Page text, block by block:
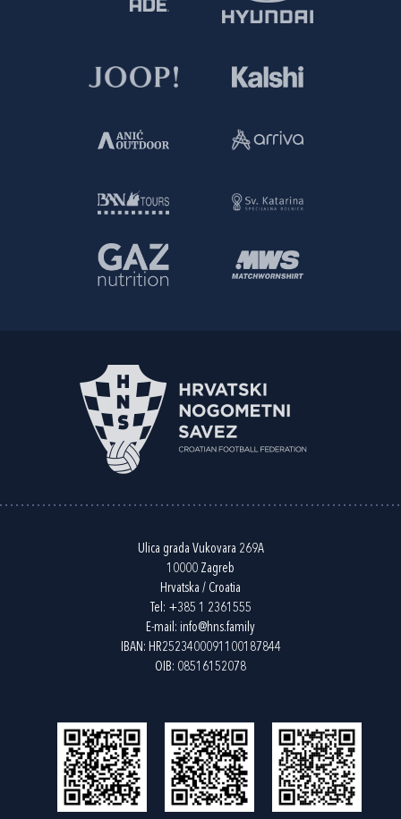
Ulica grada Vukovara 269A
10000 Zagreb
Hrvatska / Croatia
Tel: +385 1 2361555
E-mail: info@hns.family
IBAN: HR2523400091100187844
OIB: 08516152078